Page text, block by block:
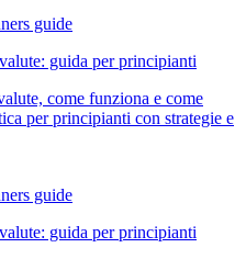
guida per principianti
come funziona e come
per principianti con strategie e
guida per principianti